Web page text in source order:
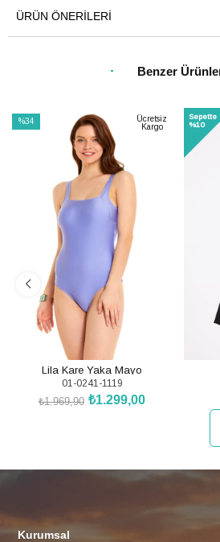
ÜRÜN ÖNERILERI
Benzer
%34
Ücretsiz
Kargo
Lila Kare Yaka Mayo
01-0241-1119
₺1.299,00
₺1.969,90
Sepette
%10
Kurumsal